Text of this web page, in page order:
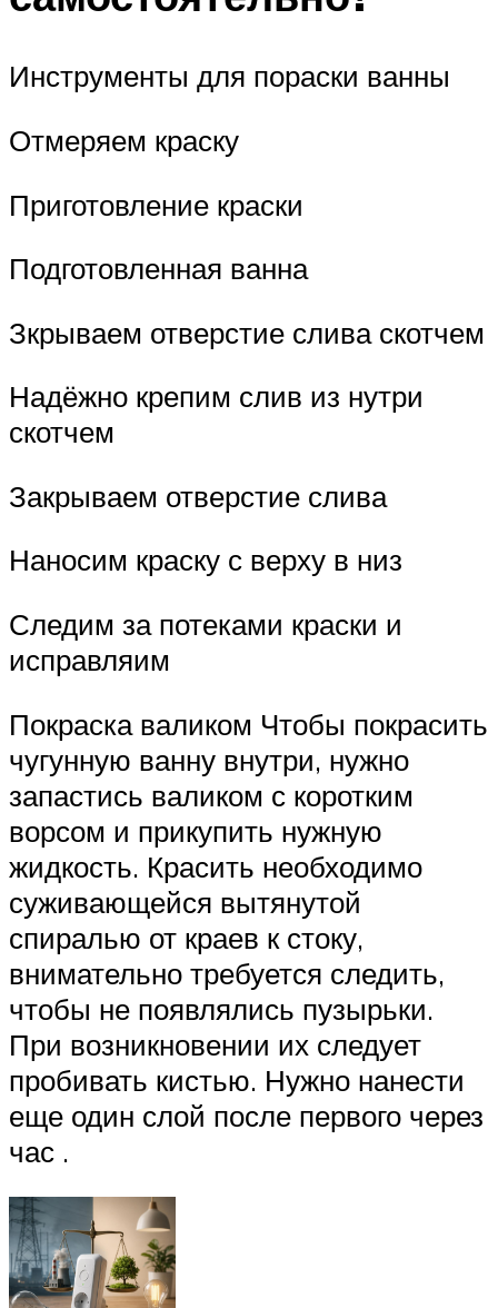
Инструменты для пораски ванны
Отмеряем краску
Приготовление краски
Подготовленная ванна
Зкрываем отверстие слива скотчем
Надёжно крепим слив из нутри
скотчем
Закрываем отверстие слива
Наносим краску с верху в низ
Следим за потеками краски и
исправляим
Покраска валиком Чтобы покрасить
чугунную ванну внутри, нужно
запастись валиком с коротким
ворсом и прикупить нужную
жидкость. Красить необходимо
суживающейся вытянутой
спиралью от краев к стоку,
внимательно требуется следить,
чтобы не появлялись пузырьки.
При возникновении их следует
пробивать кистью. Нужно нанести
еще один слой после первого через
час .